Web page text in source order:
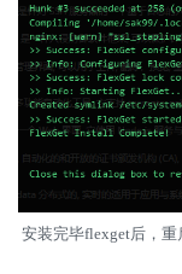
安装完毕flexget后，